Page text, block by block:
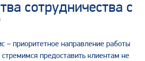
сотрудничества с
– приоритетное направление работы
предоставить клиентам не